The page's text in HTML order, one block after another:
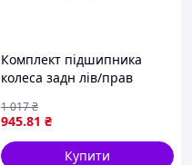
Комплект підшипника
колеса задн лів/прав
PRIMASTAR, OPEL VIVARO A,
RENAULT TRAFIC II 1.9D-
2.5D 02.01- BTA
945.81 ₴
1 017₴
Купити